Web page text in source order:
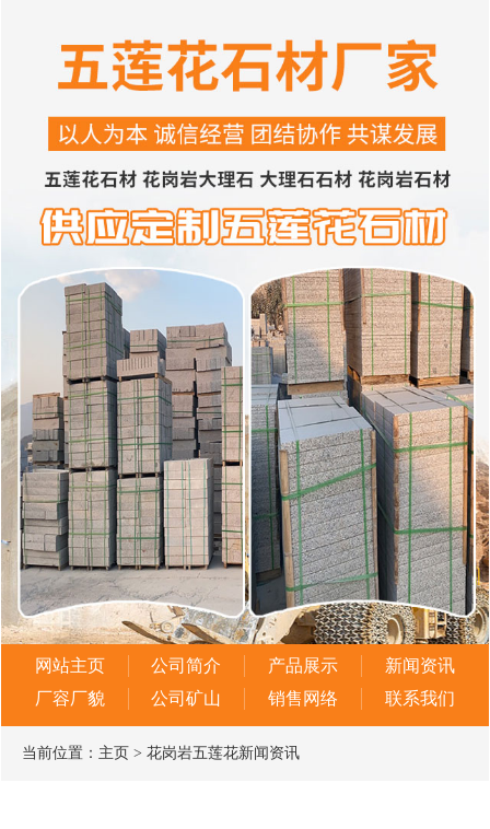
网站主页 公司简介 产品展示
新闻资讯
厂容厂貌
公司矿山 销售网络 联系我们
当前位置： 主页 > 花岗岩五莲花新闻资讯